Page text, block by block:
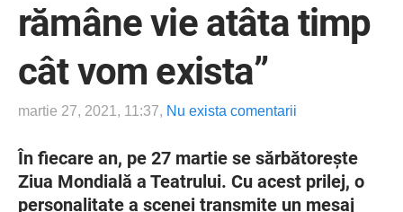
rămâne vie atâta timp
cât vom exista”
martie 27, 2021, 11:37, Nu exista comentarii
În fiecare an, pe 27 martie se sărbătorește
Ziua Mondială a Teatrului. Cu acest prilej, o
personalitate a scenei transmite un mesaj